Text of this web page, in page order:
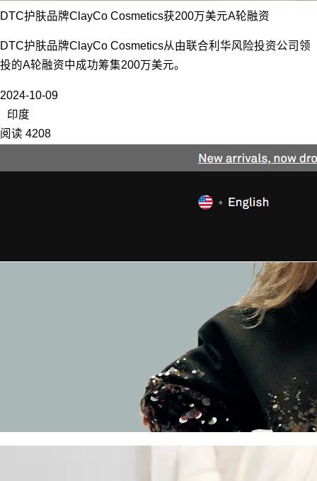
DTC护肤品牌ClayCo Cosmetics获200万美元A轮融资
DTC护肤品牌ClayCo Cosmetics从由联合利华风险投资公司领
投的A轮融资中成功筹集200万美元。
2024-10-09
印度
阅读 4208